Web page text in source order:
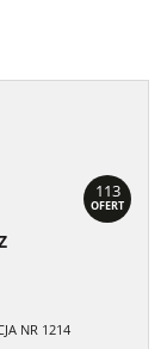
113
OFERT
NR 1214